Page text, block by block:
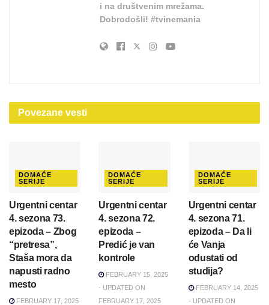
i na društvenim mrežama.
Dobrodošli! #tvinemania
Povezane vesti
DOMAĆE
SERIJE
Urgentni centar
4. sezona 73.
epizoda – Zbog
“pretresa”,
Staša mora da
napusti radno
mesto
FEBRUARY 17, 2025
DOMAĆE
SERIJE
Urgentni centar
4. sezona 72.
epizoda –
Predić je van
kontrole
FEBRUARY 15, 2025
- UPDATED ON
FEBRUARY 17, 2025
DOMAĆE
SERIJE
Urgentni centar
4. sezona 71.
epizoda – Da li
će Vanja
odustati od
studija?
FEBRUARY 14, 2025
- UPDATED ON